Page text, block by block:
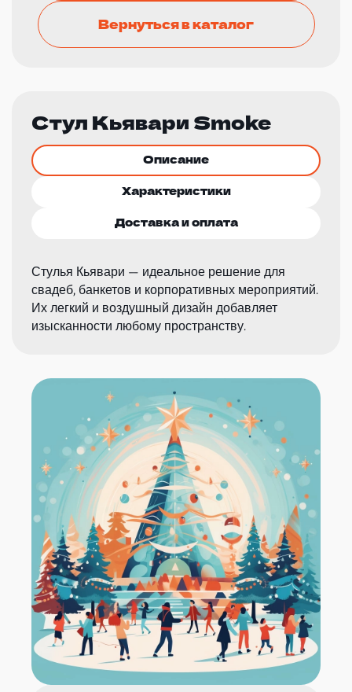
Вернуться в каталог
Стул Кьявари Smoke
Описание
Характеристики
Доставка и оплата
Стулья Кьявари — идеальное решение для
свадеб, банкетов и корпоративных мероприятий.
Их легкий и воздушный дизайн добавляет
изысканности любому пространству.